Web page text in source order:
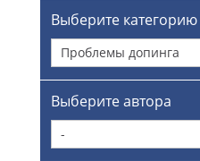
Выберите категорию
Проблемы допинга
Выберите автора
-